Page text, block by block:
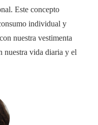
Este concepto
individual y
nuestra vestimenta
nuestra vida diaria y el